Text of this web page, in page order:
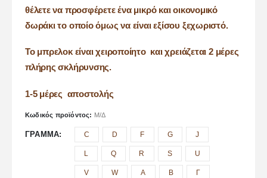
θέλετε να προσφέρετε ένα μικρό και οικονομικό
δωράκι το οποίο όμως να είναι εξίσου ξεχωριστό.
Το μπρελοκ είναι χειροποίητο και χρειάζεται 2 μέρες
πλήρης σκλήρυνσης.
1-5 μέρες αποστολής
Κωδικός προϊόντος: Μ/Δ
ΓΡΆΜΜΑ C D F G J
L Q R S U
V W Α Β Γ